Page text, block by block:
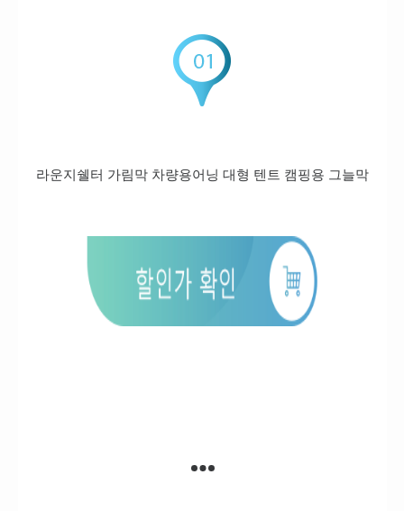
라운지쉘터 가림막 차량용어닝 대형 텐트 캠핑용 그늘막